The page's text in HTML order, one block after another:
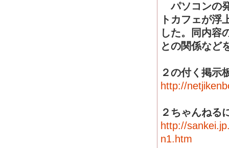
パソコンの
トカフェが浮
した。同内容
との関係など
２の付く掲示
http://
２ちゃんねる
http://
n1.htm